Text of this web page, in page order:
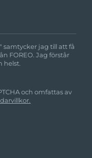
samtycker jag till att få
FOREO. Jag förstår
helst.
och omfattas av